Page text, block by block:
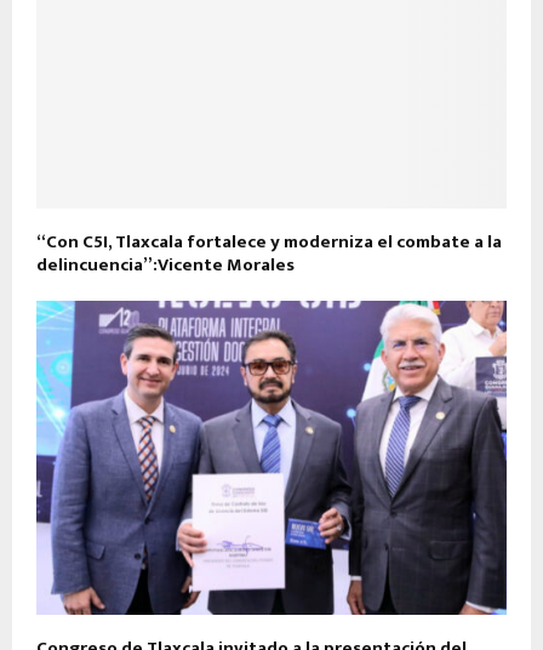
“Con C5I, Tlaxcala fortalece y moderniza el combate a la
delincuencia”:Vicente Morales